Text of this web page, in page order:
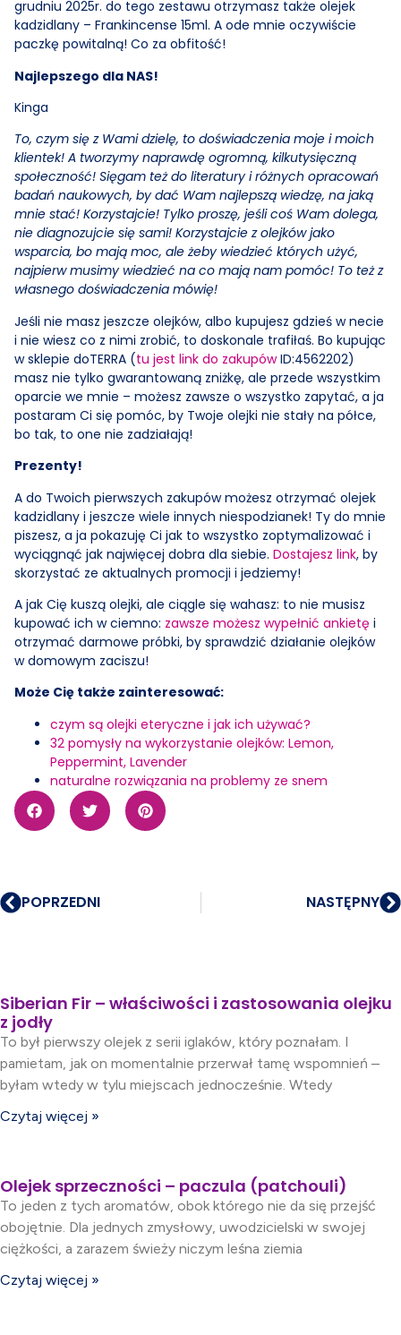
grudniu 2025r. do tego zestawu otrzymasz także olejek
kadzidlany – Frankincense 15ml. A ode mnie oczywiście
paczkę powitalną! Co za obfitość!
Najlepszego dla NAS!
Kinga
To, czym się z Wami dzielę, to doświadczenia moje i moich
klientek! A tworzymy naprawdę ogromną, kilkutysięczną
społeczność! Sięgam też do literatury i różnych opracowań
badań naukowych, by dać Wam najlepszą wiedzę, na jaką
mnie stać! Korzystajcie! Tylko proszę, jeśli coś Wam dolega,
nie diagnozujcie się sami! Korzystajcie z olejków jako
wsparcia, bo mają moc, ale żeby wiedzieć których użyć,
najpierw musimy wiedzieć na co mają nam pomóc! To też z
własnego doświadczenia mówię!
Jeśli nie masz jeszcze olejków, albo kupujesz gdzieś w necie
i nie wiesz co z nimi zrobić, to doskonale trafiłaś. Bo kupując
w sklepie doTERRA (tu jest link do zakupówID:4562202)
masz nie tylko gwarantowaną zniżkę, ale przede wszystkim
oparcie we mnie – możesz zawsze o wszystko zapytać, a ja
postaram Ci się pomóc, by Twoje olejki nie stały na półce,
bo tak, to one nie zadziałają!
Prezenty!
A do Twoich pierwszych zakupów możesz otrzymać olejek
kadzidlany i jeszcze wiele innych niespodzianek! Ty do mnie
piszesz, a ja pokazuję Ci jak to wszystko zoptymalizować i
wyciągnąć jak najwięcej dobra dla siebie. Dostajesz link, by
skorzystać ze aktualnych promocji i jedziemy!
A jak Cię kuszą olejki, ale ciągle się wahasz: to nie musisz
kupować ich w ciemno: zawsze możesz wypełnić ankietę i
otrzymać darmowe próbki, by sprawdzić działanie olejków
w domowym zaciszu!
Może Cię także zainteresować:
czym są olejki eteryczne i jak ich używać?
32 pomysły na wykorzystanie olejków: Lemon,
Peppermint, Lavender
naturalne rozwiązania na problemy ze snem
POPRZEDNI NASTĘPNY
Siberian Fir – właściwości i zastosowania olejku
z jodły
To był pierwszy olejek z serii iglaków, który poznałam. I
pamietam, jak on momentalnie przerwał tamę wspomnień –
byłam wtedy w tylu miejscach jednocześnie. Wtedy
Czytaj więcej »
Olejek sprzeczności – paczula (patchouli)
To jeden z tych aromatów, obok którego nie da się przejść
obojętnie. Dla jednych zmysłowy, uwodzicielski w swojej
ciężkości, a zarazem świeży niczym leśna ziemia
Czytaj więcej »